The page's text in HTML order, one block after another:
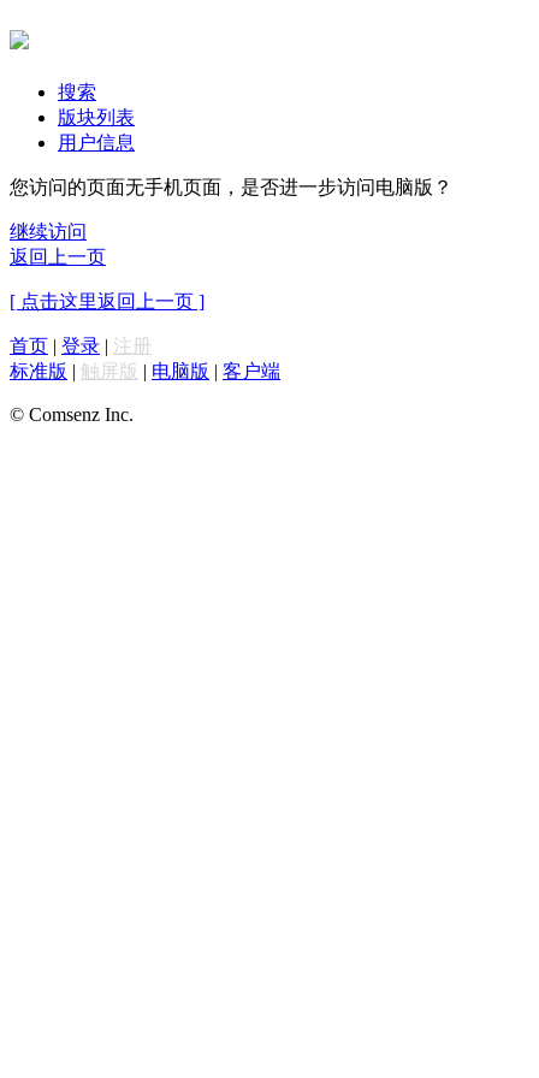
搜索
版块列表
用户信息
您访问的页面无手机页面，是否进一步访问电脑版？
继续访问
返回上一页
[ 点击这里返回上一页 ]
首页 | 登录 | 注册
标准版 | 触屏版 | 电脑版 | 客户端
© Comsenz Inc.